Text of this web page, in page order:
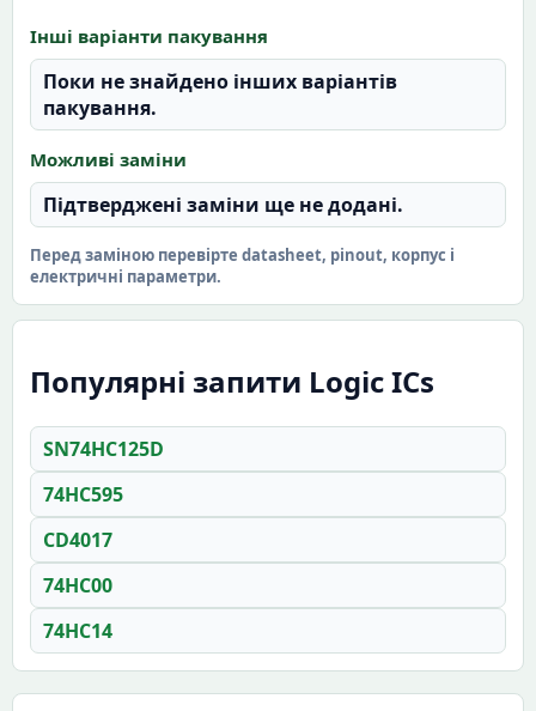
Інші варіанти пакування
Поки не знайдено інших варіантів
пакування.
Можливі заміни
Підтверджені заміни ще не додані.
Перед заміною перевірте datasheet, pinout, корпус і
електричні параметри.
Популярні запити Logic ICs
SN74HC125D
74HC595
CD4017
74HC00
74HC14